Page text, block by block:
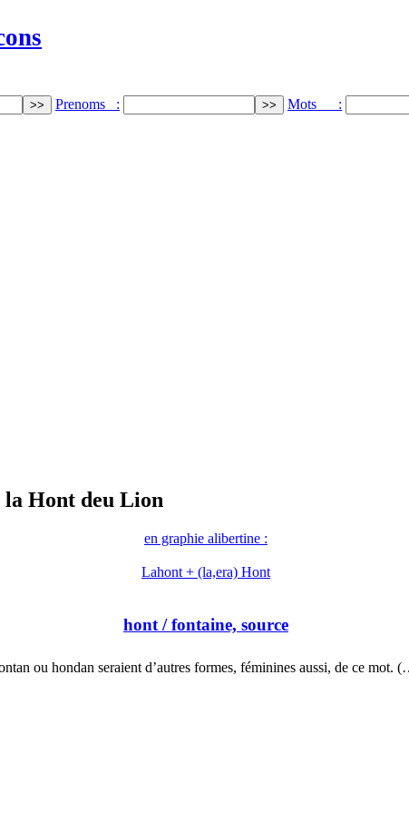
Prenoms : Mots :
la Hont deu Lion
en graphie alibertine :
Lahont + (la,era) Hont
hont / fontaine, source
ou hondan seraient d’autres formes, féminines aussi, de ce mot.